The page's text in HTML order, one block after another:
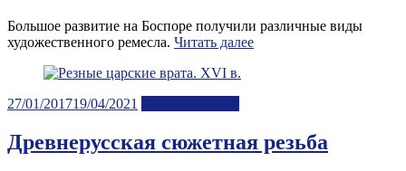
Большое развитие на Боспоре получили различные виды
художественного ремесла. Читать далее
Posted
27/01/201719/04/2021
Древнерусская сюжетная резьба